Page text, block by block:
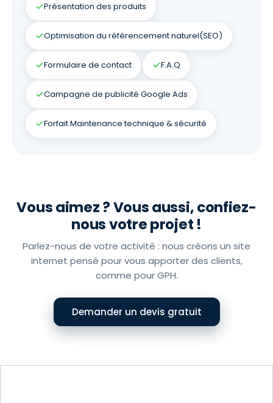
Présentation des produits
Optimisation du référencement naturel(SEO)
Formulaire de contact F.A.Q
Campagne de publicité Google Ads
Forfait Maintenance technique & sécurité
Vous aimez ? Vous aussi, confiez-
nous votre projet !
Parlez-nous de votre activité : nous créons un site
internet pensé pour vous apporter des clients,
comme pour GPH.
Demander un devis gratuit